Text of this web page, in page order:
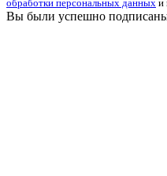
обработки персональных данных и
Вы были успешно